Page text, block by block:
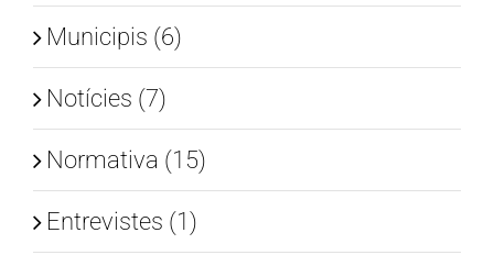
Municipis (6)
Notícies (7)
Normativa (15)
Entrevistes (1)